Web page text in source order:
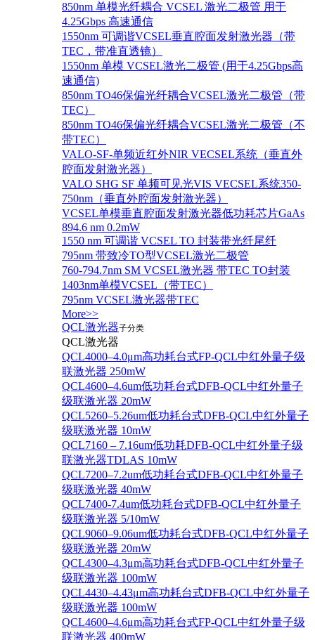
850nm 单模光纤耦合 VCSEL 激光二极管 用于
4.25Gbps 高速通信
1550nm 可调谐VCSEL垂直腔面发射激光器（带
TEC，带准直透镜）
1550nm 单模 VCSEL激光二极管 (用于4.25Gbps高
速通信)
850nm TO46保偏光纤耦合VCSEL激光二极管（带
TEC）
850nm TO46保偏光纤耦合VCSEL激光二极管（不
带TEC）
VALO-SF-单频近红外NIR VECSEL系统（垂直外
腔面发射激光器）
VALO SHG SF 单频可见光VIS VECSEL系统350-
750nm（垂直外腔面发射激光器）
VCSEL单模垂直腔面发射激光器低功耗芯片GaAs
894.6 nm 0.2mW
1550 nm 可调谐 VCSEL TO 封装带光纤尾纤
795nm 带致冷TO型VCSEL激光二极管
760-794.7nm SM VCSEL激光器 带TEC TO封装
1403nm单模VCSEL（带TEC）
795nm VCSEL激光器带TEC
More>>
QCL激光器子分类
QCL激光器
QCL4000–4.0μm高功耗台式FP-QCL中红外量子级
联激光器 250mW
QCL4600–4.6um低功耗台式DFB-QCL中红外量子
级联激光器 20mW
QCL5260–5.26um低功耗台式DFB-QCL中红外量子
级联激光器 10mW
QCL7160 – 7.16um低功耗DFB-QCL中红外量子级
联激光器TDLAS 10mW
QCL7200–7.2um低功耗台式DFB-QCL中红外量子
级联激光器 40mW
QCL7400-7.4um低功耗台式DFB-QCL中红外量子
级联激光器 5/10mW
QCL9060–9.06um低功耗台式DFB-QCL中红外量子
级联激光器 20mW
QCL4300–4.3μm高功耗台式DFB-QCL中红外量子
级联激光器 100mW
QCL4430–4.43μm高功耗台式DFB-QCL中红外量子
级联激光器 100mW
QCL4600–4.6μm高功耗台式FP-QCL中红外量子级
联激光器 400mW